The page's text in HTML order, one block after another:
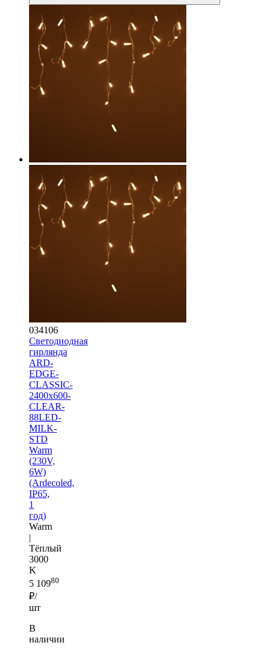
034106
Светодиодная
гирлянда
ARD-
EDGE-
CLASSIC-
2400x600-
CLEAR-
88LED-
MILK-
STD
Warm
(230V,
6W)
(Ardecoled,
IP65,
1
год)
Warm
|
Тёплый
3000
K
5 10980
₽/
шт
В
наличии